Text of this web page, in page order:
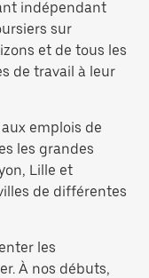
indépendant
sur
et de tous les
de travail à leur
emplois de
les grandes
Lille et
de différentes
les
À nos débuts,